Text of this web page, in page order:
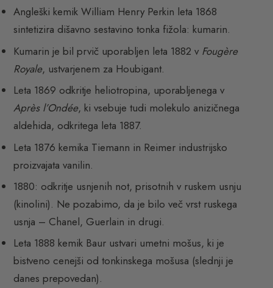
Angleški kemik William Henry Perkin leta 1868
sintetizira dišavno sestavino tonka fižola: kumarin.
Kumarin je bil prvič uporabljen leta 1882 v Fougère
Royale, ustvarjenem za Houbigant.
Leta 1869 odkritje heliotropina, uporabljenega v
Après l’Ondée, ki vsebuje tudi molekulo anizičnega
aldehida, odkritega leta 1887.
Leta 1876 kemika Tiemann in Reimer industrijsko
proizvajata vanilin.
1880: odkritje usnjenih not, prisotnih v ruskem usnju
(kinolini). Ne pozabimo, da je bilo več vrst ruskega
usnja – Chanel, Guerlain in drugi.
Leta 1888 kemik Baur ustvari umetni mošus, ki je
bistveno cenejši od tonkinskega mošusa (slednji je
danes prepovedan).